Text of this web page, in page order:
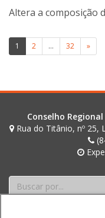
t
i
n
Altera a composição
Paginação
posts
1 2 … 32 »
Conselho
Rua do Titânio, nº 25,
Buscar